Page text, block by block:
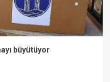
büyütüyor